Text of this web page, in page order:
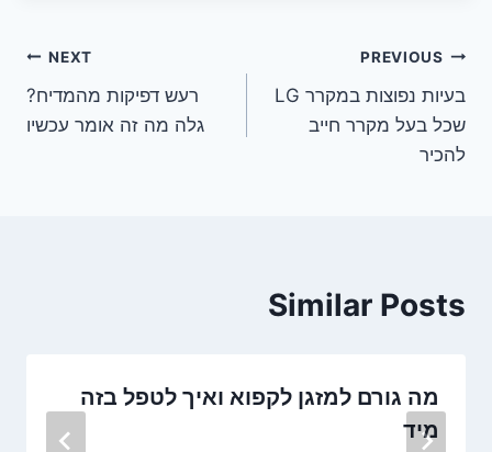
ניווט
PREVIOUS
בעיות נפוצות במקרר LG
שכל בעל מקרר חייב
להכיר
NEXT
רעש דפיקות מהמדיח?
גלה מה זה אומר עכשיו
Similar Posts
מה גורם למזגן לקפוא ואיך לטפל בזה
מיד